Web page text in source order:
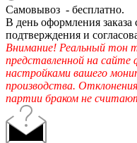
Самовывоз - бесплатно.
В день оформления
подтверждения и
Внимание! Реальный тон
представленной на
настройками вашего
производства.
партии браком не